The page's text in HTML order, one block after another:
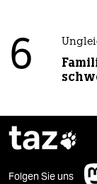
6
taz
Folgen Sie uns